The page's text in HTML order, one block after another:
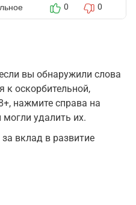
0 0
вы обнаружили слова
к оскорбительной,
нажмите справа на
удалить их.
вклад в развитие